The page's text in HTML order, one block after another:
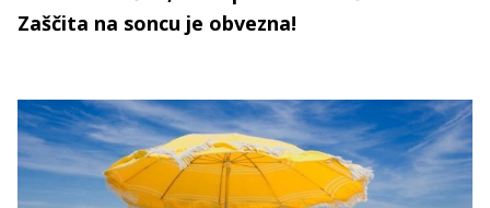
Zaščita na soncu je obvezna!